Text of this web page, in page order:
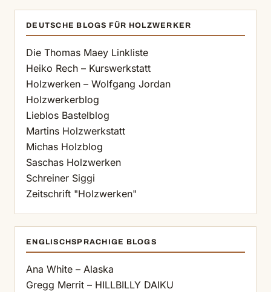
DEUTSCHE BLOGS FÜR HOLZWERKER
Die Thomas Maey Linkliste
Heiko Rech – Kurswerkstatt
Holzwerken – Wolfgang Jordan
Holzwerkerblog
Lieblos Bastelblog
Martins Holzwerkstatt
Michas Holzblog
Saschas Holzwerken
Schreiner Siggi
Zeitschrift "Holzwerken"
ENGLISCHSPRACHIGE BLOGS
Ana White – Alaska
Gregg Merrit – HILLBILLY DAIKU